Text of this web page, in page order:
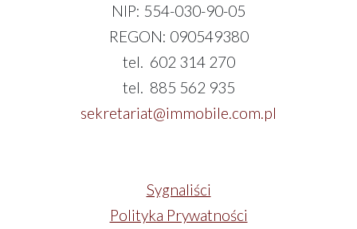
NIP: 554-030-90-05
REGON: 090549380
tel. 602 314 270
tel. 885 562 935
sekretariat@immobile.com.pl
Sygnaliści
Polityka Prywatności